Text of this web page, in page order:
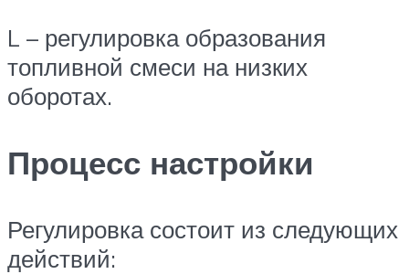
L – регулировка образования
топливной смеси на низких
оборотах.
Процесс настройки
Регулировка состоит из следующих
действий: